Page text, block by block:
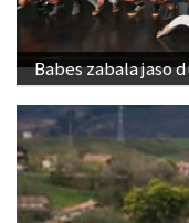
Babes zabala jaso